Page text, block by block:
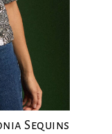
Sequins